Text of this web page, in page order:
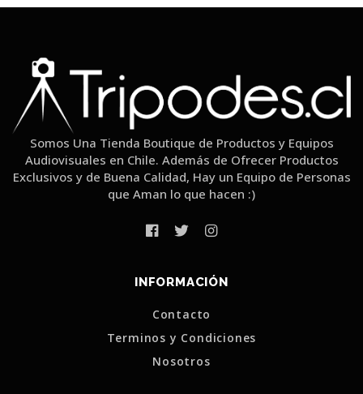
Somos Una Tienda Boutique de Productos y Equipos
Audiovisuales en Chile. Además de Ofrecer Productos
Exclusivos y de Buena Calidad, Hay un Equipo de Personas
que Aman lo que hacen :)
INFORMACIÓN
Contacto
Terminos y Condiciones
Nosotros